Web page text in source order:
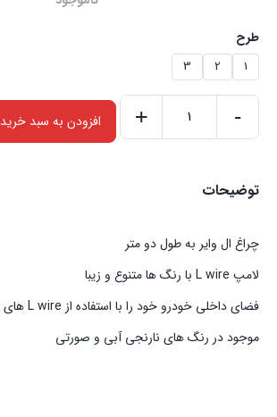
طرح
1
2
3
دو
L
wire
Two
-
+ افزودن به سبد خرید
توضیحات
چراغ ال وایر به طول دو متر
لامپ L wire با رنگ ها متنوع و زیبا
فضای داخلی خودرو خود را با استفاده از L wire های دو متری زیبا کنید
موجود در رنگ های نارنجی آبی و صورتی